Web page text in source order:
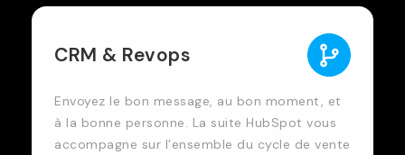
CRM & Revops
Envoyez le bon message, au bon moment, et
à la bonne personne. La suite HubSpot vous
accompagne sur l’ensemble du cycle de vente